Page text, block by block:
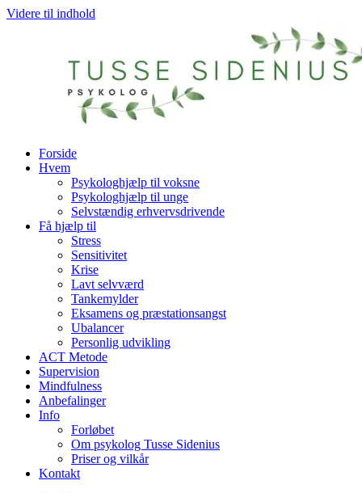
Videre til indhold
Forside
Hvem
Psykologhjælp til voksne
Psykologhjælp til unge
Selvstændig erhvervsdrivende
Få hjælp til
Stress
Sensitivitet
Krise
Lavt selvværd
Tankemylder
Eksamens og præstationsangst
Ubalancer
Personlig udvikling
ACT Metode
Supervision
Mindfulness
Anbefalinger
Info
Forløbet
Om psykolog Tusse Sidenius
Priser og vilkår
Kontakt